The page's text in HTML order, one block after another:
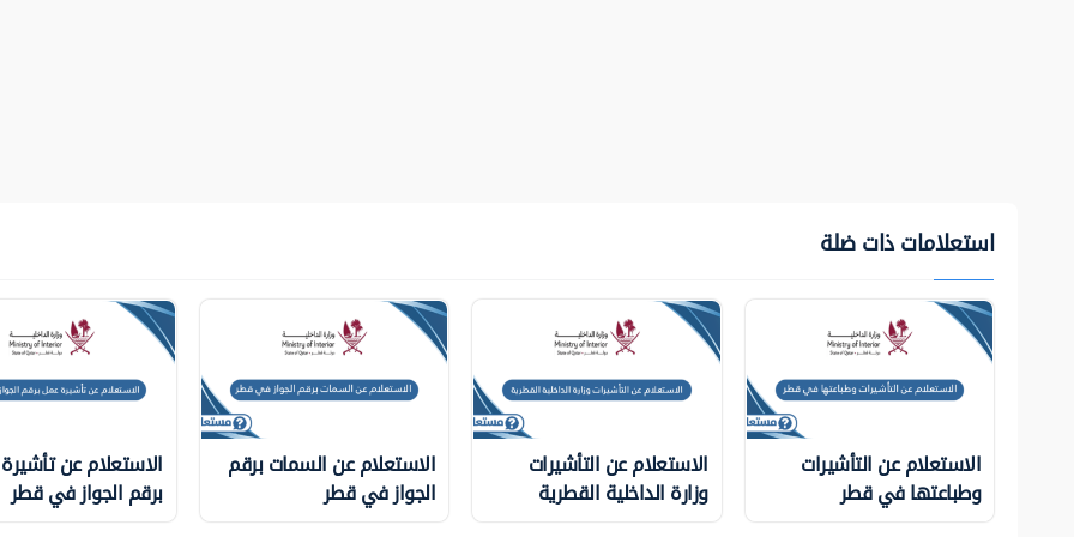
استعلامات ذات ضلة
الاستعلام عن التأشيرات
وطباعتها في قطر
الاستعلام عن التأشيرات
وزارة الداخلية ‏القطرية
الاستعلام عن السمات برقم
الجواز في قطر
الاستعلام عن
برقم الجواز في قطر